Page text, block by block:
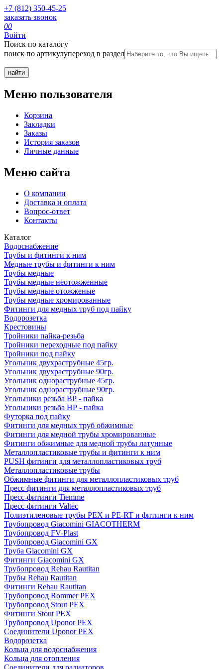
+7 (812) 350-45-25
заказать звонок
00
Войти
Поиск по каталогу
поиск по артикулупереход в раздел
Меню пользователя
Корзина
Закладки
Заказы
История заказов
Личные данные
Меню сайта
О компании
Доставка и оплата
Вопрос-ответ
Контакты
Каталог
Водоснабжение
Трубы и фитинги к ним
Медные трубы и фитинги к ним
Трубы медные
Трубы медные неотожженные
Трубы медные отожженые
Трубы медные хромированные
Фитинги для медных труб под пайку
Водорозетка
Крестовины
Тройники пайка-резьба
Тройники переходные под пайку
Тройники под пайку
Угольник двухраструбные 45гр.
Угольник двухраструбные 90гр.
Угольник однораструбные 45гр.
Угольник однораструбные 90гр.
Угольники резьба ВР - пайка
Угольники резьба НР - пайка
Футорка под пайку
Фитинги для медных труб обжимные
Фитинги для медной трубы хромированные
Фитинги обжимные для медной трубы латунные
Металлопластиковые трубы и фитинги к ним
PUSH фитинги для металлопластиковых труб
Металлопластиковые трубы
Обжимные фитинги для металлопластиковых труб
Пресс фитинги для металлопластиковых труб
Пресс-фитинги Tiemme
Пресс-фитинги Valtec
Полиэтиленовые трубы PEX и PE-RT и фитинги к ним
Трубопровод Giacomini GIACOTHERM
Трубопровод FV-Plast
Трубопровод Giacomini GX
Труба Giacomini GX
Фитинги Giacomini GX
Трубопровод Rehau Rautitan
Трубы Rehau Rautitan
Фитинги Rehau Rautitan
Трубопровод Rommer PEX
Трубопровод Stout PEX
Фитинги Stout PEX
Трубопровод Uponor PEX
Соединители Uponor PEX
Водорозетка
Кольца для водоснабжения
Кольца для отопления
Соединители для радиаторов